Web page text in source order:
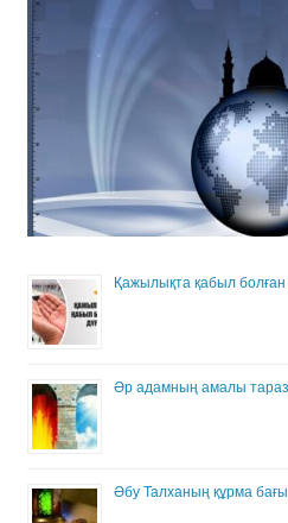
Қажылықта қабыл болған
Әр адамның амалы
Әбу Талханың құрма бағы